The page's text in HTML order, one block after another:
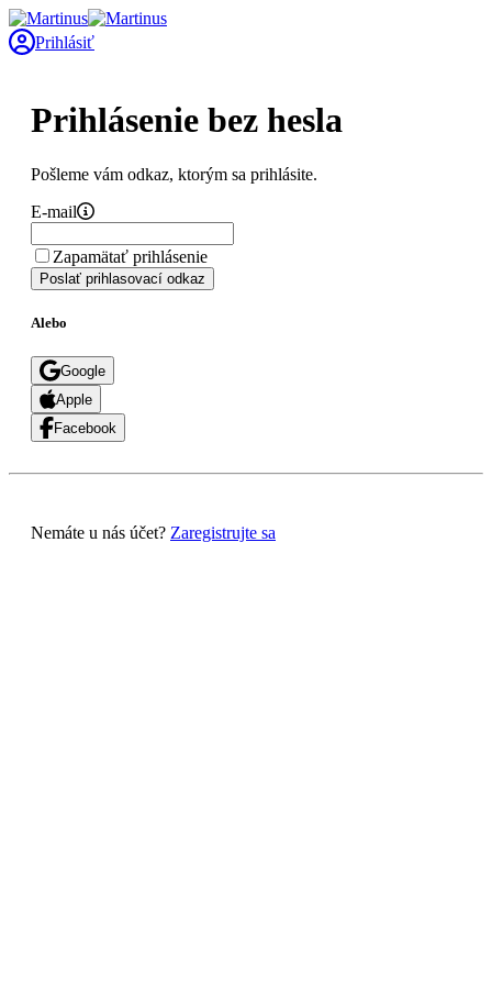
Prihlásiť
Prihlásenie bez hesla
Pošleme vám odkaz, ktorým sa prihlásite.
E-mail
Zapamätať prihlásenie
Poslať prihlasovací odkaz
Alebo
Google
Apple
Facebook
Nemáte u nás účet? Zaregistrujte sa